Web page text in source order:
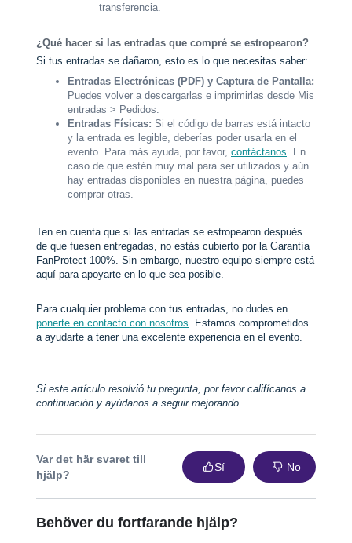
transferencia.
¿Qué hacer si las entradas que compré se estropearon?
Si tus entradas se dañaron, esto es lo que necesitas saber:
Entradas Electrónicas (PDF) y Captura de Pantalla:
Puedes volver a descargarlas e imprimirlas desde Mis
entradas > Pedidos.
Entradas Físicas: Si el código de barras está intacto
y la entrada es legible, deberías poder usarla en el
evento. Para más ayuda, por favor, contáctanos. En
caso de que estén muy mal para ser utilizados y aún
hay entradas disponibles en nuestra página, puedes
comprar otras.
Ten en cuenta que si las entradas se estropearon después
de que fuesen entregadas, no estás cubierto por la Garantía
FanProtect 100%. Sin embargo, nuestro equipo siempre está
aquí para apoyarte en lo que sea posible.
Para cualquier problema con tus entradas, no dudes en
ponerte en contacto con nosotros. Estamos comprometidos
a ayudarte a tener una excelente experiencia en el evento.
Si este artículo resolvió tu pregunta, por favor califícanos a
continuación y ayúdanos a seguir mejorando.
Var det här svaret till
hjälp?
Sí No
Behöver du fortfarande hjälp?